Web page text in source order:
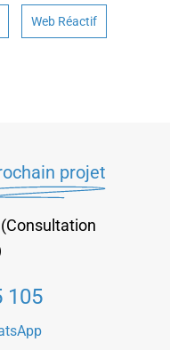
Web Réactif
projet
105